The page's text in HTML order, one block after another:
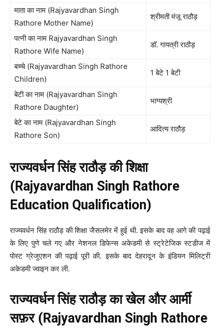
माता का नाम (Rajyavardhan Singh
Rathore Mother Name)
श्रीमती मंजू राठौड़
पत्नी का नाम Rajyavardhan Singh
Rathore Wife Name)
डॉ. गायत्री राठौड़
बच्चे (Rajyavardhan Singh Rathore
Children)
1 बेटे 1 बेटी
बेटी का नाम (Rajyavardhan Singh
Rathore Daughter)
भाग्यश्री
बेटे का नाम (Rajyavardhan Singh
Rathore Son)
आदित्य राठौड़
राज्यवर्धन सिंह राठौड़ की शिक्षा
(Rajyavardhan Singh Rathore
Education Qualification)
राज्यवर्धन सिंह राठौड़ की शिक्षा जैसलमेर में हुई थी. इसके बाद वह आगे की पढ़ाई
के लिए पुणे चले गए और नेशनल डिफेन्स अकेडमी से स्ट्रेटेजिक स्टडीज में
पोस्ट ग्रेजुएशन की पढ़ाई पूरी की. इसके बाद देहरादून के इंडियन मिलिट्री
अकेडमी ज्वाइन कर ली.
राज्यवर्धन सिंह राठौड़ का खेल और आर्मी
सफ़र (Rajyavardhan Singh Rathore